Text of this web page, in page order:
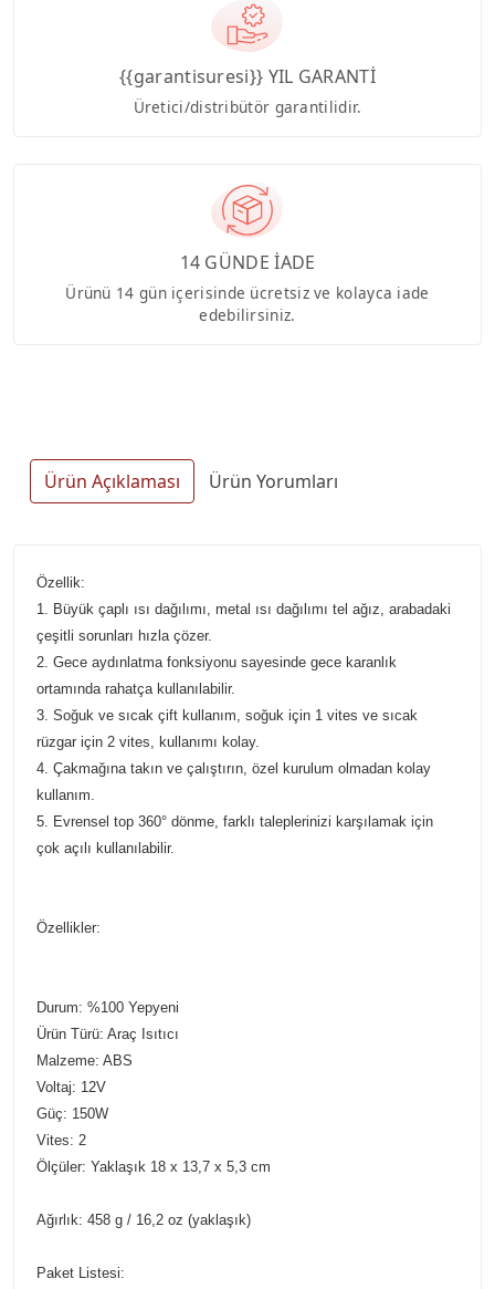
{{garantisuresi}} YIL GARANTİ
Üretici/distribütör garantilidir.
14 GÜNDE İADE
Ürünü 14 gün içerisinde ücretsiz ve kolayca iade
edebilirsiniz.
Ürün Açıklaması Ürün Yorumları
Özellik:
1. Büyük çaplı ısı dağılımı, metal ısı dağılımı tel ağız, arabadaki
çeşitli sorunları hızla çözer.
2. Gece aydınlatma fonksiyonu sayesinde gece karanlık
ortamında rahatça kullanılabilir.
3. Soğuk ve sıcak çift kullanım, soğuk için 1 vites ve sıcak
rüzgar için 2 vites, kullanımı kolay.
4. Çakmağına takın ve çalıştırın, özel kurulum olmadan kolay
kullanım.
5. Evrensel top 360° dönme, farklı taleplerinizi karşılamak için
çok açılı kullanılabilir.
Özellikler:
Durum: %100 Yepyeni
Ürün Türü: Araç Isıtıcı
Malzeme: ABS
Voltaj: 12V
Güç: 150W
Vites: 2
Ölçüler: Yaklaşık 18 x 13,7 x 5,3 cm
Ağırlık: 458 g / 16,2 oz (yaklaşık)
Paket Listesi: